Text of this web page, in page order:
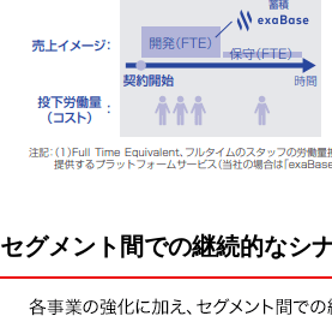
セグメント間での継続的なシ